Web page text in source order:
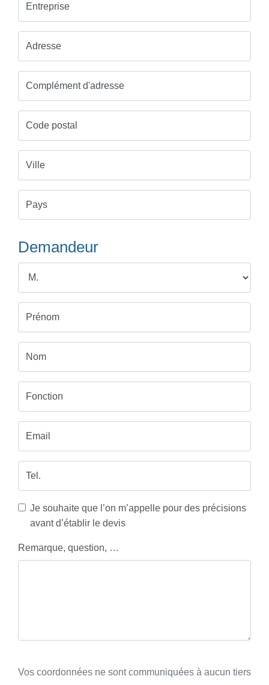
Entreprise
Adresse
Complément d'adresse
Code postal
Ville
Pays
Demandeur
Prénom
Nom
Fonction
Email
Tel.
Je souhaite que l’on m’appelle pour des précisions
avant d’établir le devis
Remarque, question, …
Vos coordonnées ne sont communiquées à aucun tiers